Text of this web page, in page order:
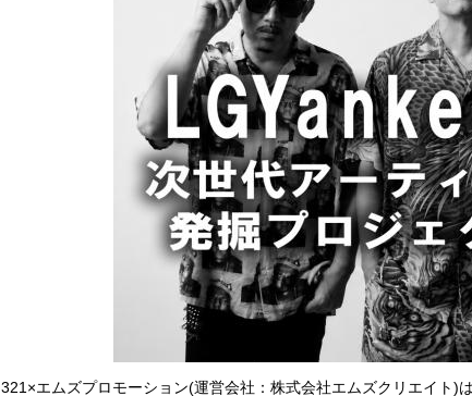
321×エムズプロモーション(運営会社：株式会社エムズクリエイト)